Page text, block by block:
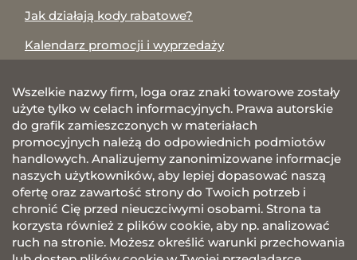
Jak działają kody rabatowe?
Kalendarz promocji i wyprzedaży
Wszelkie nazwy firm, loga oraz znaki towarowe zostały
użyte tylko w celach informacyjnych. Prawa autorskie
do grafik zamieszczonych w materiałach
promocyjnych należą do odpowiednich podmiotów
handlowych. Analizujemy zanonimizowane informacje
naszych użytkowników, aby lepiej dopasować naszą
ofertę oraz zawartość strony do Twoich potrzeb i
chronić Cię przed nieuczciwymi osobami. Strona ta
korzysta również z plików cookie, aby np. analizować
ruch na stronie. Możesz określić warunki przechowania